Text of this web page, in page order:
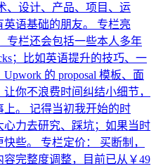
、设计、产品、项目、运
语基础的朋友。 专栏亮
专栏还会包括一些本人多年
；比如英语提升的技巧、一
的 proposal 模板、面
你不浪费时间纠结小细节，
。 记得当初我开始的时
力去研究、踩坑；如果当时
些。 专栏定价： 买断制，
完整度调整，目前已从￥49